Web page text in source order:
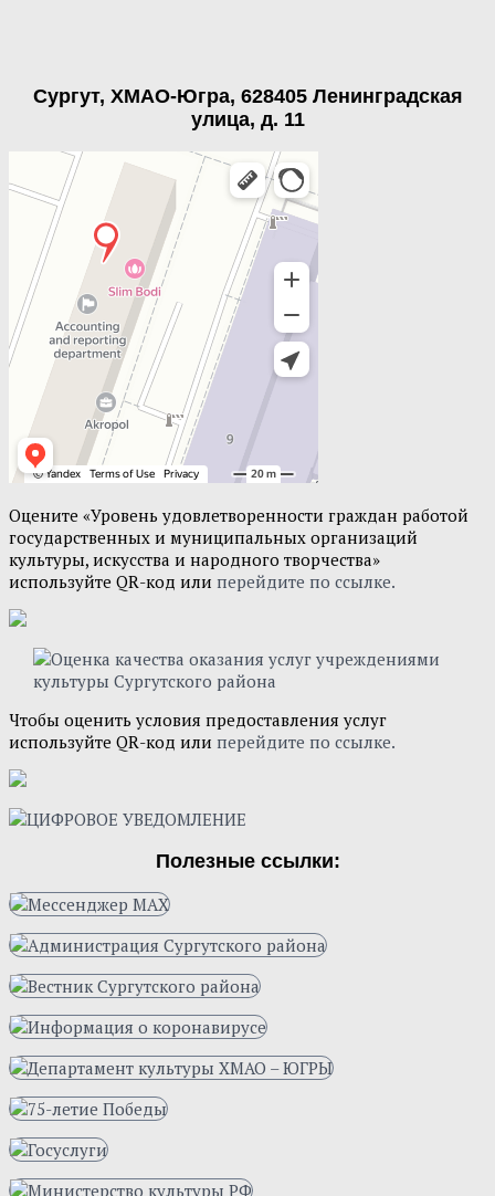
Сургут, ХМАО-Югра, 628405 Ленинградская
улица, д. 11
Оцените «Уровень удовлетворенности граждан работой
государственных и муниципальных организаций
культуры, искусства и народного творчества»
используйте QR-код или перейдите по ссылке.
Чтобы оценить условия предоставления услуг
используйте QR-код или перейдите по ссылке.
Полезные ссылки: